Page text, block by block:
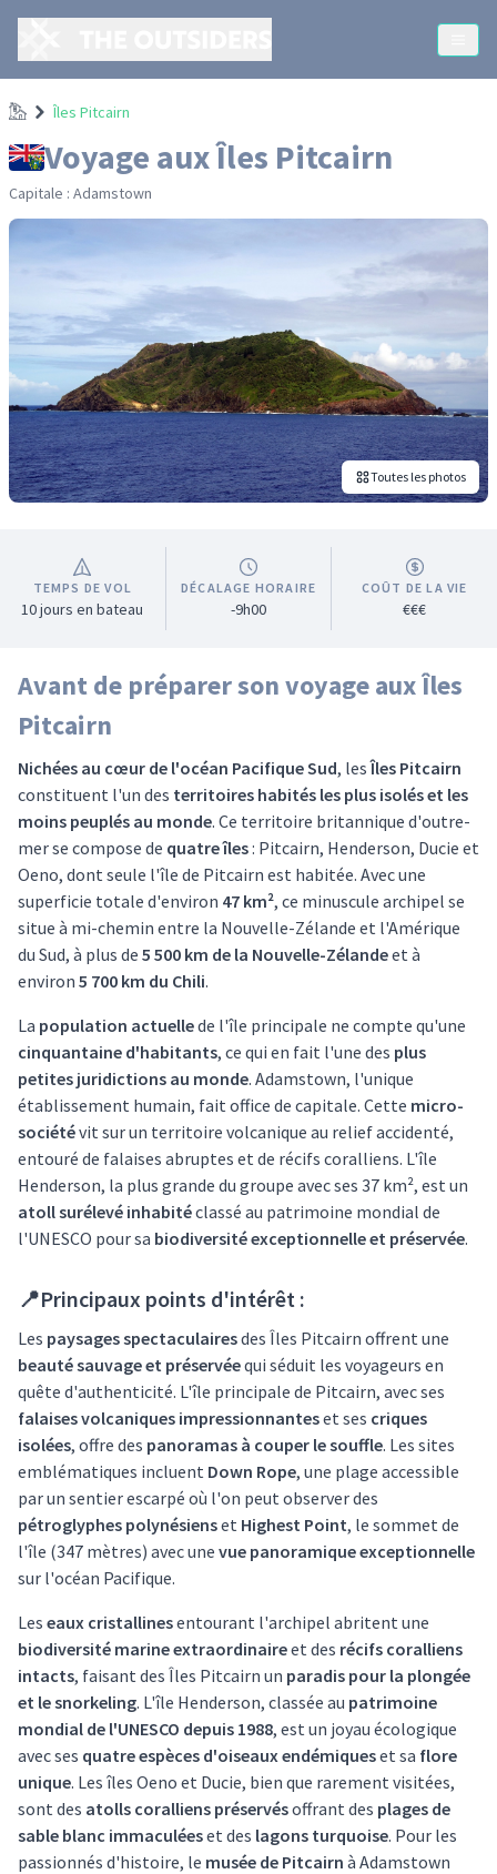
AccueilÎles Pitcairn
Voyage aux Îles Pitcairn
Capitale : Adamstown
Toutes les photos
TEMPS DE VOL
10 jours en bateau
DÉCALAGE HORAIRE
-9h00
COÛT DE LA VIE
€€€
Avant de préparer son voyage aux Îles
Pitcairn
Nichées au cœur de l'océan Pacifique Sud, lesÎles Pitcairn
constituent l'un des territoires habités les plus isolés et les
moins peuplés au monde. Ce territoire britannique d'outre-
mer se compose de quatre îles: Pitcairn, Henderson, Ducie et
Oeno, dont seule l'île de Pitcairn est habitée. Avec une
superficie totale d'environ 47 km², ce minuscule archipel se
situe à mi-chemin entre la Nouvelle-Zélande et l'Amérique
du Sud, à plus de 5 500 km de la Nouvelle-Zélandeet à
environ 5 700 km du Chili.
La population actuellede l'île principale ne compte qu'une
cinquantaine d'habitants, ce qui en fait l'une des plus
petites juridictions au monde. Adamstown, l'unique
établissement humain, fait office de capitale. Cette micro-
sociétévit sur un territoire volcanique au relief accidenté,
entouré de falaises abruptes et de récifs coralliens. L'île
Henderson, la plus grande du groupe avec ses 37 km², est un
atoll surélevé inhabitéclassé au patrimoine mondial de
l'UNESCO pour sa biodiversité exceptionnelle et préservée.
📍Principaux points d'intérêt :
Les paysages spectaculairesdes Îles Pitcairn offrent une
beauté sauvage et préservéequi séduit les voyageurs en
quête d'authenticité. L'île principale de Pitcairn, avec ses
falaises volcaniques impressionnanteset ses criques
isolées, offre des panoramas à couper le souffle. Les sites
emblématiques incluent Down Rope, une plage accessible
par un sentier escarpé où l'on peut observer des
pétroglyphes polynésienset Highest Point, le sommet de
l'île (347 mètres) avec une vue panoramique exceptionnelle
sur l'océan Pacifique.
Les eaux cristallinesentourant l'archipel abritent une
biodiversité marine extraordinaireet des récifs coralliens
intacts, faisant des Îles Pitcairn un paradis pour la plongée
et le snorkeling. L'île Henderson, classée au patrimoine
mondial de l'UNESCO depuis 1988, est un joyau écologique
avec ses quatre espèces d'oiseaux endémiqueset sa flore
unique. Les îles Oeno et Ducie, bien que rarement visitées,
sont des atolls coralliens préservésoffrant des plages de
sable blanc immaculéeset des lagons turquoise. Pour les
passionnés d'histoire, le musée de Pitcairn à Adamstown